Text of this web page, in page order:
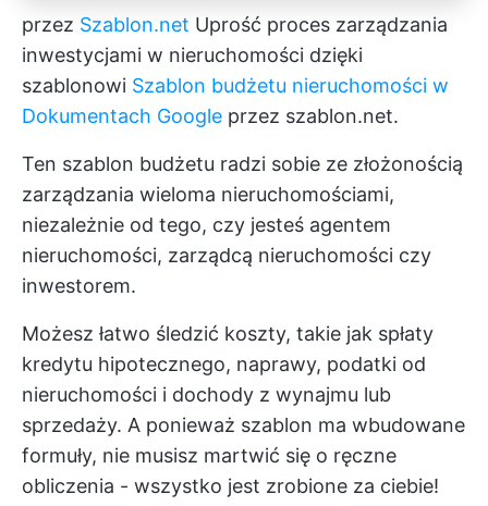
przez Szablon.net Uprość proces zarządzania
inwestycjami w nieruchomości dzięki
szablonowi Szablon budżetu nieruchomości w
Dokumentach Google przez szablon.net.
Ten szablon budżetu radzi sobie ze złożonością
zarządzania wieloma nieruchomościami,
niezależnie od tego, czy jesteś agentem
nieruchomości, zarządcą nieruchomości czy
inwestorem.
Możesz łatwo śledzić koszty, takie jak spłaty
kredytu hipotecznego, naprawy, podatki od
nieruchomości i dochody z wynajmu lub
sprzedaży. A ponieważ szablon ma wbudowane
formuły, nie musisz martwić się o ręczne
obliczenia - wszystko jest zrobione za ciebie!